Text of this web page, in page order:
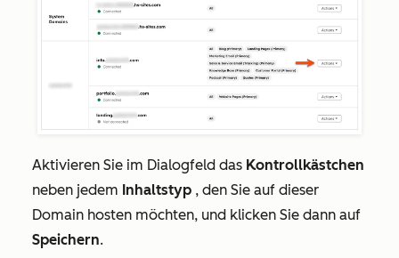
Aktivieren Sie im Dialogfeld das Kontrollkästchen
neben jedem Inhaltstyp , den Sie auf dieser
Domain hosten möchten, und klicken Sie dann auf
Speichern.